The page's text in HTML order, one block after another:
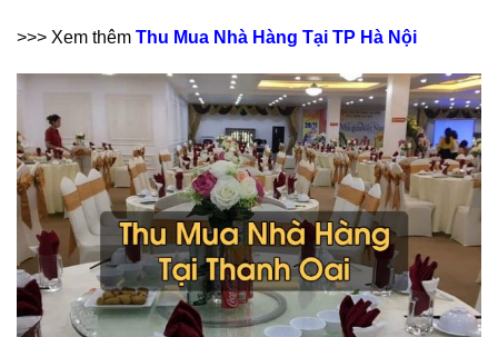
>>> Xem thêm Thu Mua Nhà Hàng Tại TP Hà Nội